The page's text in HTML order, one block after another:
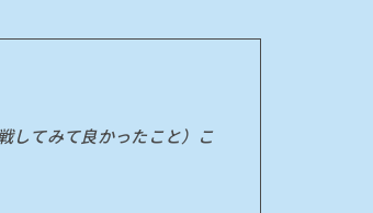
してみて良かったこと）こ